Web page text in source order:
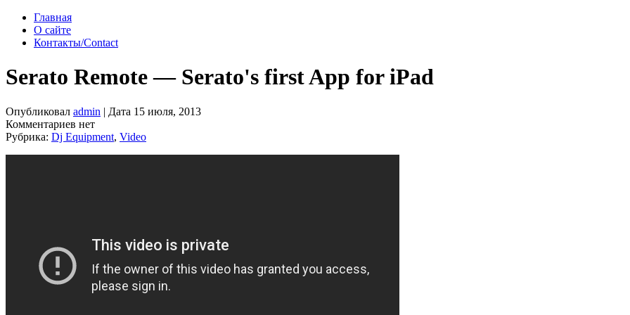
Главная
О сайте
Контакты/Contact
Serato Remote — Serato's first App for iPad
Опубликовал admin | Дата 15 июля, 2013
Комментариев нет
Рубрика: Dj Equipment, Video